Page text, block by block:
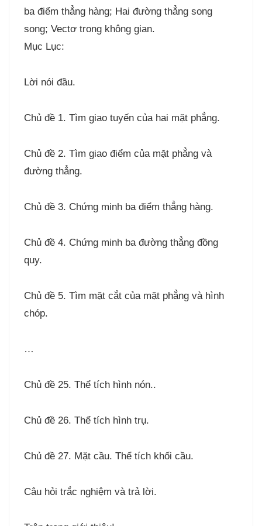
ba điểm thẳng hàng; Hai đường thẳng song
song; Vectơ trong không gian.
Mục Lục:
Lời nói đầu.
Chủ đề 1. Tìm giao tuyến của hai mặt phẳng.
Chủ đề 2. Tìm giao điểm của mặt phẳng và
đường thẳng.
Chủ đề 3. Chứng minh ba điểm thẳng hàng.
Chủ đề 4. Chứng minh ba đường thẳng đồng
quy.
Chủ đề 5. Tìm mặt cắt của mặt phẳng và hình
chóp.
…
Chủ đề 25. Thể tích hình nón..
Chủ đề 26. Thể tích hình trụ.
Chủ đề 27. Mặt cầu. Thể tích khối cầu.
Câu hỏi trắc nghiệm và trả lời.